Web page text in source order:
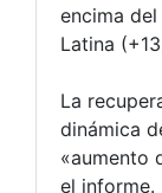
encima
Latina
La
dinámica
«aumento
el informe.